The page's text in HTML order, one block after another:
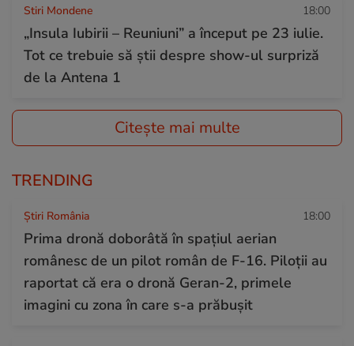
Stiri Mondene 18:00
„Insula Iubirii – Reuniuni” a început pe 23 iulie.
Tot ce trebuie să știi despre show-ul surpriză
de la Antena 1
Citește mai multe
TRENDING
Știri România 18:00
Prima dronă doborâtă în spațiul aerian
românesc de un pilot român de F-16. Piloții au
raportat că era o dronă Geran-2, primele
imagini cu zona în care s-a prăbușit